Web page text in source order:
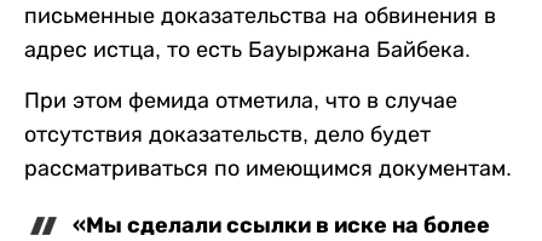
письменные доказательства на обвинения в
адрес истца, то есть Бауыржана Байбека.
При этом фемида отметила, что в случае
отсутствия доказательств, дело будет
рассматриваться по имеющимся документам.
«Мы сделали ссылки в иске на более